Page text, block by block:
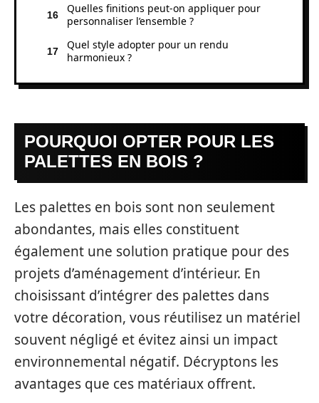
Quelles finitions peut-on appliquer pour
personnaliser l’ensemble ?
Quel style adopter pour un rendu
harmonieux ?
POURQUOI OPTER POUR LES
PALETTES EN BOIS ?
Les palettes en bois sont non seulement
abondantes, mais elles constituent
également une solution pratique pour des
projets d’aménagement d’intérieur. En
choisissant d’intégrer des palettes dans
votre décoration, vous réutilisez un matériel
souvent négligé et évitez ainsi un impact
environnemental négatif. Décryptons les
avantages que ces matériaux offrent.